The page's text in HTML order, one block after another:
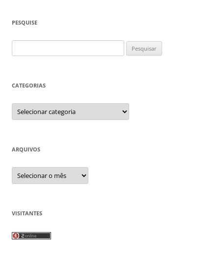
PESQUISE
por:
CATEGORIAS
Categorias
ARQUIVOS
Arquivos
VISITANTES